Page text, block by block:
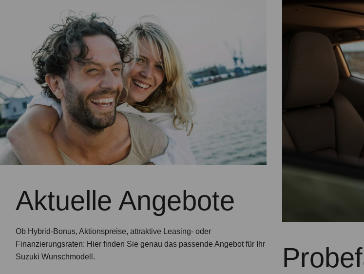
Aktuelle Angebote
Ob Hybrid-Bonus, Aktionspreise, attraktive Leasing- oder
Finanzierungsraten: Hier finden Sie genau das passende Angebot für Ihr
Suzuki Wunschmodell.